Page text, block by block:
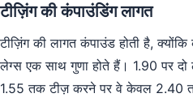
टीज़िंग की कंपाउंडिंग लागत
टीज़िंग की लागत कंपाउंड होती है,
लेग्स एक साथ गुणा होते हैं। 1.90 पर
1.55 तक टीज़ करने पर वे केवल 2.40